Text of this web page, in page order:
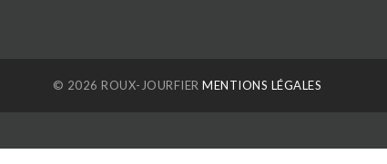
© 2026 ROUX-JOURFIER MENTIONS LÉGALES